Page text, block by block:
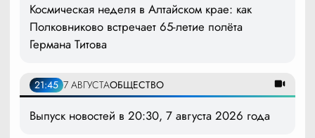
Космическая неделя в Алтайском крае: как
Полковниково встречает 65-летие полёта
Германа Титова
21:45 7 АВГУСТАОБЩЕСТВО
Выпуск новостей в 20:30, 7 августа 2026 года